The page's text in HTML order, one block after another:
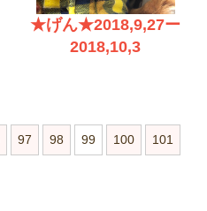
★げん★2018,9,27ー
2018,10,3
97 98 99 100 101